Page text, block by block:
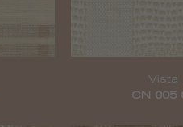
Vista
CN 005